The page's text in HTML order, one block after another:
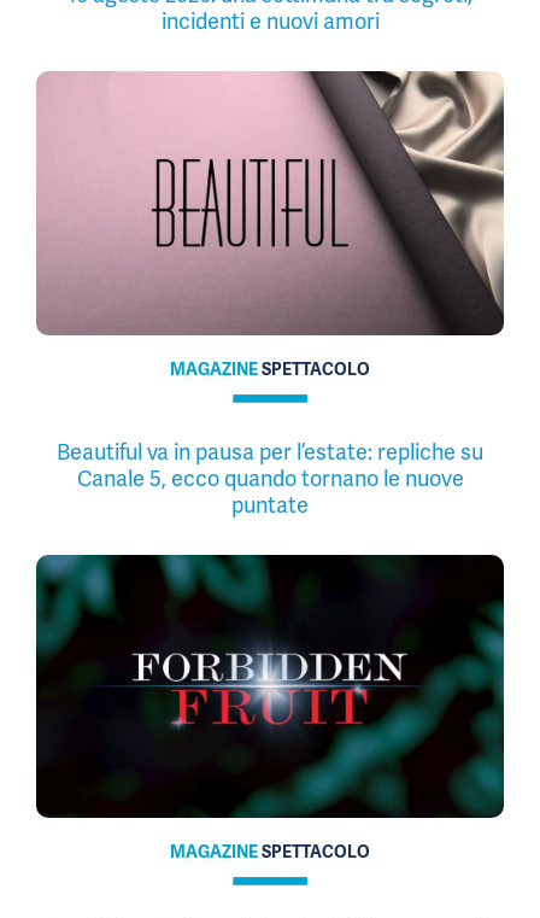
incidenti e nuovi amori
MAGAZINESPETTACOLO
Beautiful va in pausa per l’estate: repliche su
Canale 5, ecco quando tornano le nuove
puntate
MAGAZINESPETTACOLO